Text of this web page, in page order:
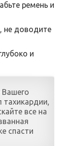
ремень и
не доводите
и
Вашего
тахикардии,
все на
спасти